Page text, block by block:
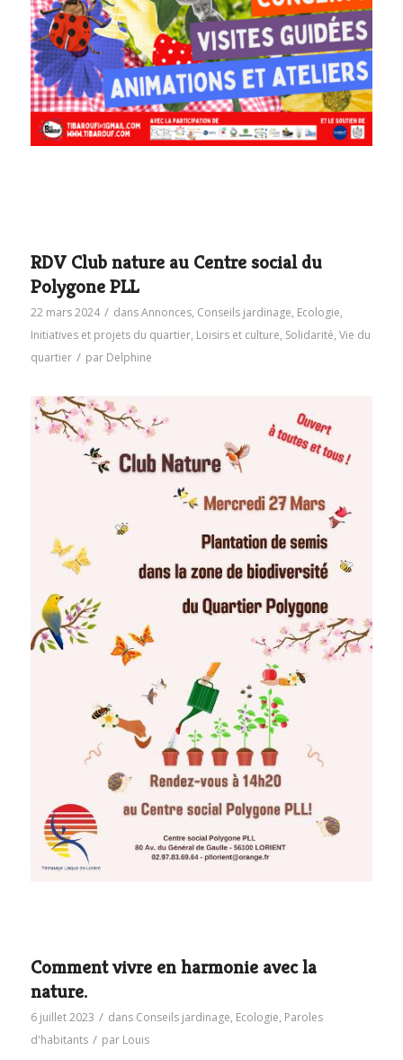
RDV Club nature au Centre social du
Polygone PLL
22 mars 2024 / dansAnnonces, Conseils jardinage, Ecologie,
Initiatives et projets du quartier, Loisirs et culture, Solidarité, Vie du
quartier / par Delphine
Comment vivre en harmonie avec la
nature.
6 juillet 2023 / dans Conseils jardinage, Ecologie, Paroles
d'habitants / par Louis